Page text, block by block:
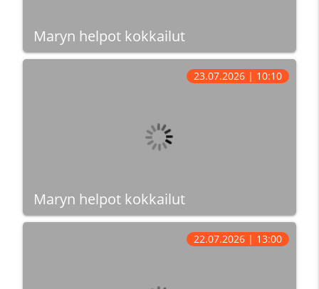
Maryn helpot kokkailut
Maryn helpot kokkailut
23.07.2026 | 10:10
22.07.2026 | 13:00